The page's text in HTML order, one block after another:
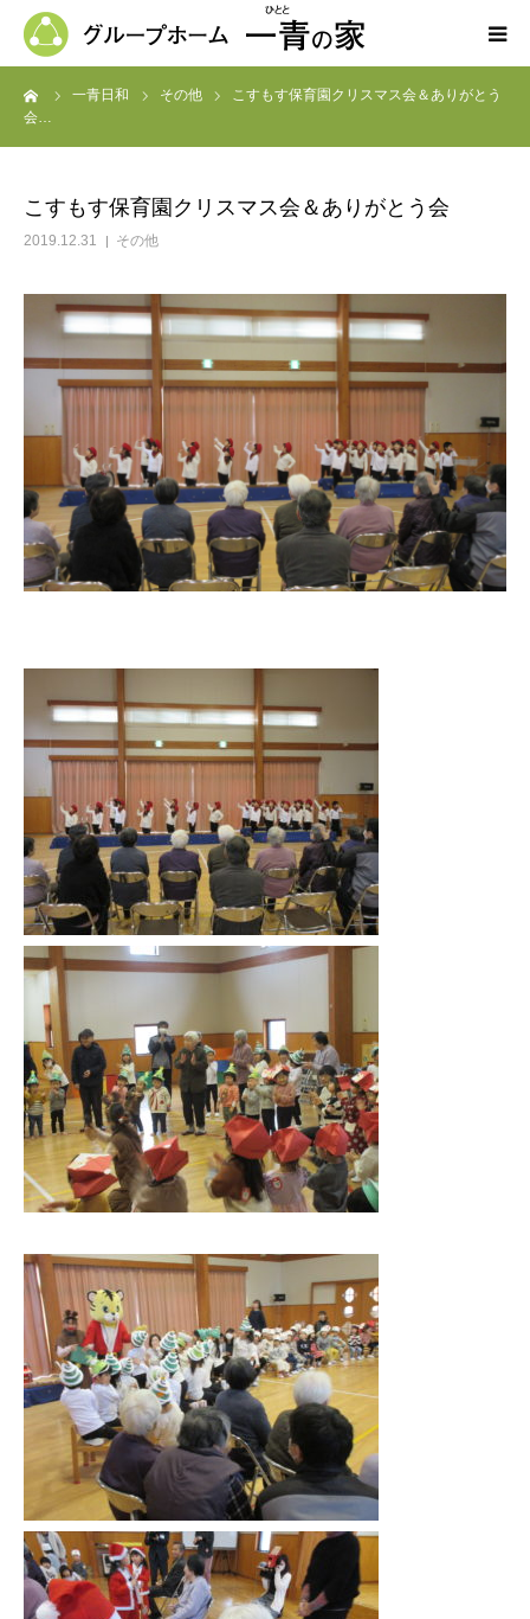
一青日和 その他
こすもす保育園クリスマス会＆ありがとう
会…
こすもす保育園クリスマス会＆ありがとう会
2019.12.31 その他
ホーム
求人募集
ブログ
よくある質問
お問い合わせ